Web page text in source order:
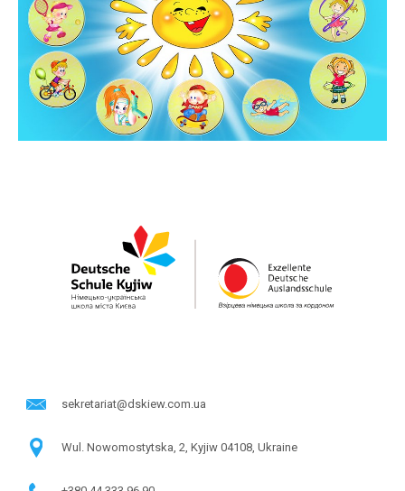
sekretariat@dskiew.com.ua
Wul. Nowomostytska, 2, Kyjiw 04108, Ukraine